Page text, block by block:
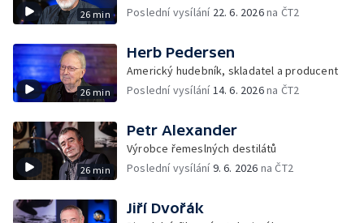
26 min
Poslední vysílání 22. 6. 2026na ČT2
26 min
Herb Pedersen
Americký hudebník, skladatel a producent
Poslední vysílání14. 6. 2026na ČT2
26 min
Petr Alexander
Výrobce řemeslných destilátů
Poslední vysílání9. 6. 2026 na ČT2
Jiří Dvořák